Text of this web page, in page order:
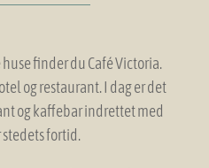
finder du Café Victoria.
og restaurant. I dag er det
og kaffebar indrettet med
fortid.